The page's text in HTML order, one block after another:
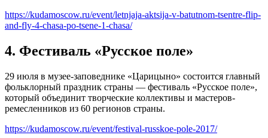
https://kudamoscow.ru/event/letnjaja-aktsija-v-batutnom-tsentre-flip-
and-fly-4-chasa-po-tsene-1-chasa/
4. Фестиваль «Русское поле»
29 июля в музее-заповеднике «Царицыно» состоится главный
фольклорный праздник страны — фестиваль «Русское поле»,
который объединит творческие коллективы и мастеров-
ремесленников из 60 регионов страны.
https://kudamoscow.ru/event/festival-russkoe-pole-2017/